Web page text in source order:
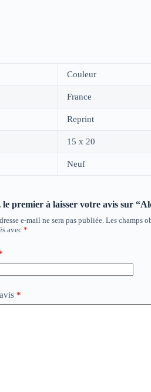
Couleur
France
Reprint
15 x 20
Neuf
le premier à laisser votre avis sur
e-mail ne sera pas publiée. Les champs
avec *
*